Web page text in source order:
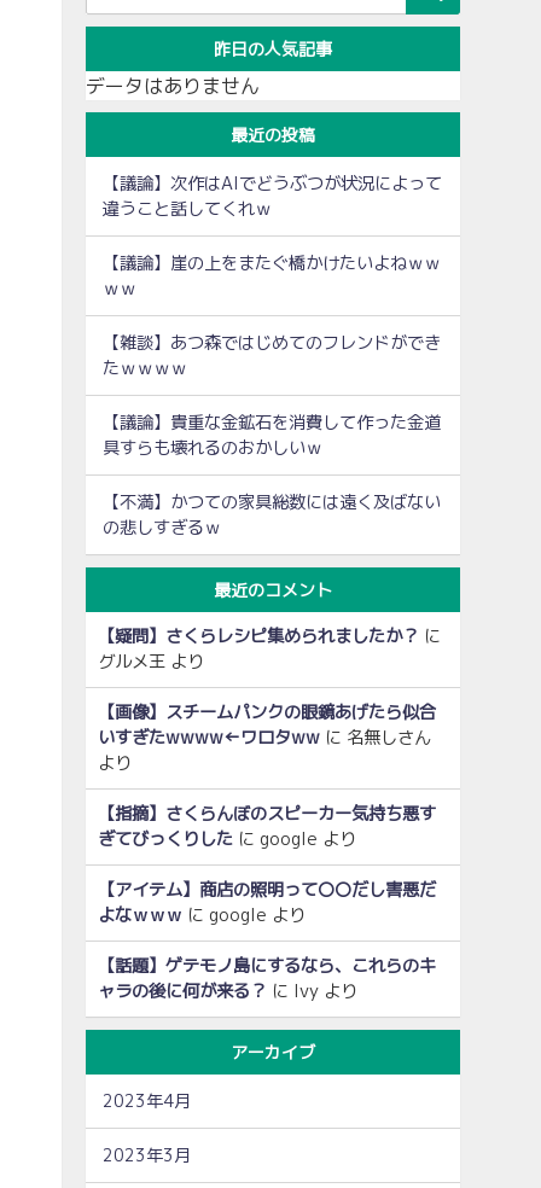
昨日の人気記事
データはありません
最近の投稿
【議論】次作はAIでどうぶつが状況によって
違うこと話してくれｗ
【議論】崖の上をまたぐ橋かけたいよねｗｗ
ｗｗ
【雑談】あつ森ではじめてのフレンドができ
たｗｗｗｗ
【議論】貴重な金鉱石を消費して作った金道
具すらも壊れるのおかしいｗ
【不満】かつての家具総数には遠く及ばない
の悲しすぎるｗ
最近のコメント
【疑問】さくらレシピ集められましたか？ に
グルメ王より
【画像】スチームパンクの眼鏡あげたら似合
いすぎたwwww←ワロタwwに 名無しさん
より
【指摘】さくらんぼのスピーカー気持ち悪す
ぎてびっくりしたに google より
【アイテム】商店の照明って〇〇だし害悪だ
よなｗｗｗ に google より
【話題】ゲテモノ島にするなら、これらのキ
ャラの後に何が来る？ に Ivyより
アーカイブ
2023年4月
2023年3月